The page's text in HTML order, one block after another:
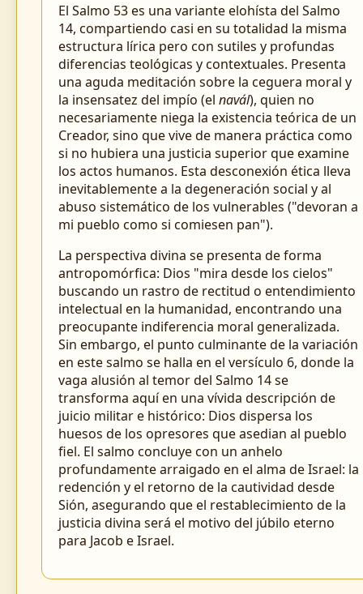
El Salmo 53 es una variante elohísta del Salmo
14, compartiendo casi en su totalidad la misma
estructura lírica pero con sutiles y profundas
diferencias teológicas y contextuales. Presenta
una aguda meditación sobre la ceguera moral y
la insensatez del impío (el navál), quien no
necesariamente niega la existencia teórica de un
Creador, sino que vive de manera práctica como
si no hubiera una justicia superior que examine
los actos humanos. Esta desconexión ética lleva
inevitablemente a la degeneración social y al
abuso sistemático de los vulnerables ("devoran a
mi pueblo como si comiesen pan").
La perspectiva divina se presenta de forma
antropomórfica: Dios "mira desde los cielos"
buscando un rastro de rectitud o entendimiento
intelectual en la humanidad, encontrando una
preocupante indiferencia moral generalizada.
Sin embargo, el punto culminante de la variación
en este salmo se halla en el versículo 6, donde la
vaga alusión al temor del Salmo 14 se
transforma aquí en una vívida descripción de
juicio militar e histórico: Dios dispersa los
huesos de los opresores que asedian al pueblo
fiel. El salmo concluye con un anhelo
profundamente arraigado en el alma de Israel: la
redención y el retorno de la cautividad desde
Sión, asegurando que el restablecimiento de la
justicia divina será el motivo del júbilo eterno
para Jacob e Israel.